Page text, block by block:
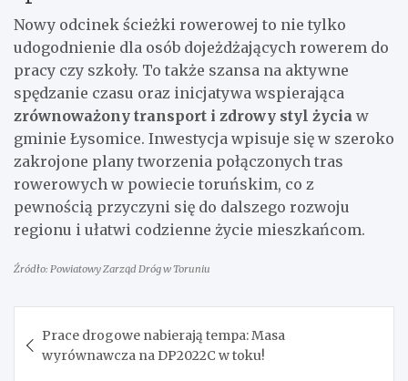
Nowy odcinek ścieżki rowerowej to nie tylko
udogodnienie dla osób dojeżdżających rowerem do
pracy czy szkoły. To także szansa na aktywne
spędzanie czasu oraz inicjatywa wspierająca
zrównoważony transport i zdrowy styl życia w
gminie Łysomice. Inwestycja wpisuje się w szeroko
zakrojone plany tworzenia połączonych tras
rowerowych w powiecie toruńskim, co z
pewnością przyczyni się do dalszego rozwoju
regionu i ułatwi codzienne życie mieszkańcom.
Źródło: Powiatowy Zarząd Dróg w Toruniu
wpisu
Prace drogowe nabierają tempa: Masa
wyrównawcza na DP2022C w toku!